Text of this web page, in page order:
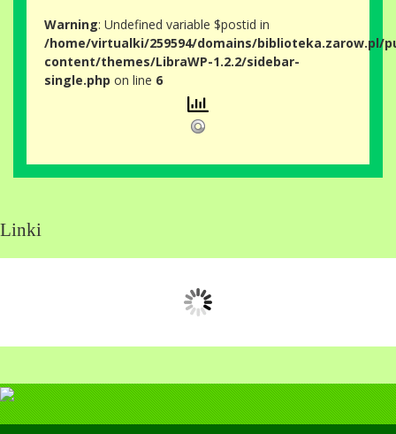
Warning: Undefined variable $postid in
/home/virtualki/259594/domains/biblioteka.zarow.pl/
content/themes/LibraWP-1.2.2/sidebar-
single.php on line 6
Linki